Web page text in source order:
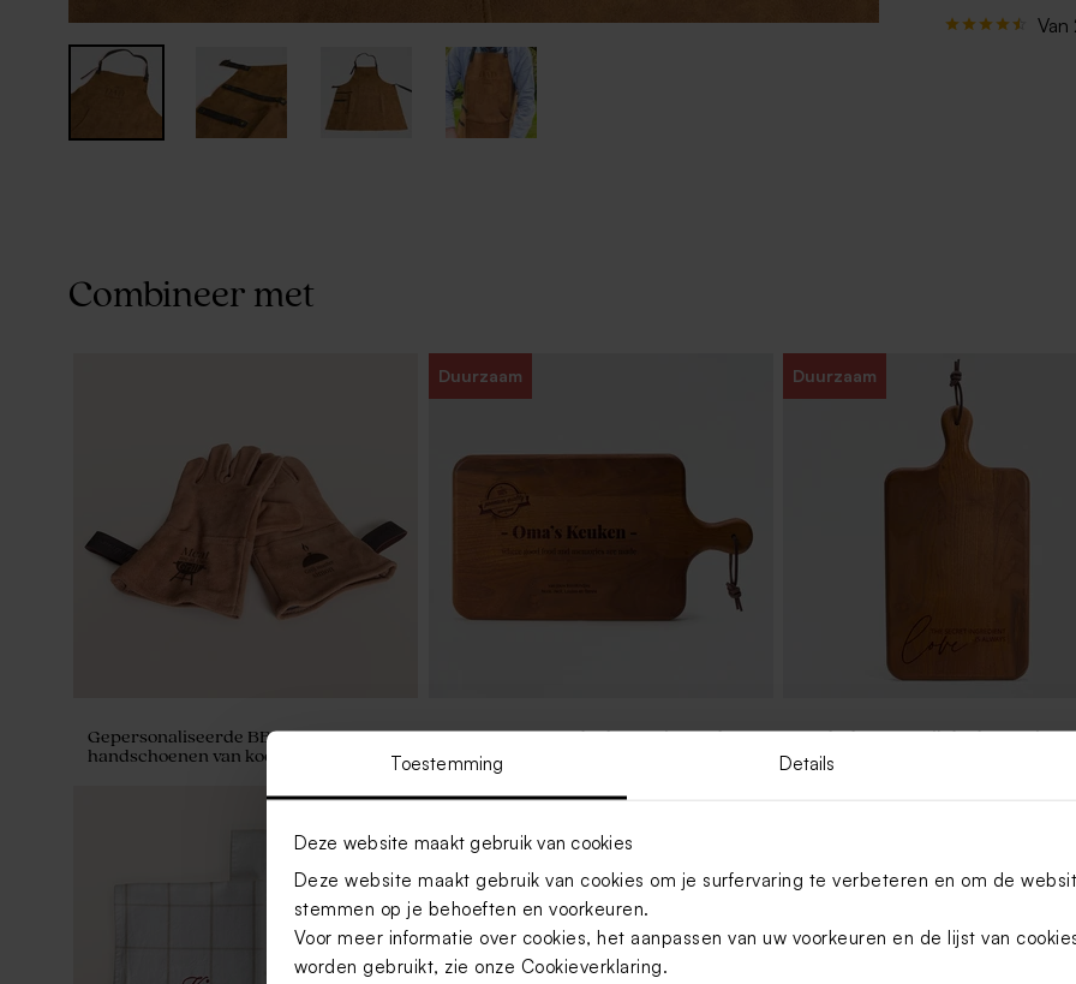
Toestemming Details
Deze website maakt gebruik van cookies
Deze website maakt gebruik van cookies om je surfervaring te verbeteren en om de
stemmen op je behoeften en voorkeuren.
Voor meer informatie over cookies, het aanpassen van uw voorkeuren en de lijst van
worden gebruikt, zie onze Cookieverklaring.
Combineer met
Gepersonaliseerde BBQ
handschoenen van koeleer
Duurzaam
Houten serveerplank met eigen tekst
Duurzaam
Leuke houten snijplank met eigen
quote